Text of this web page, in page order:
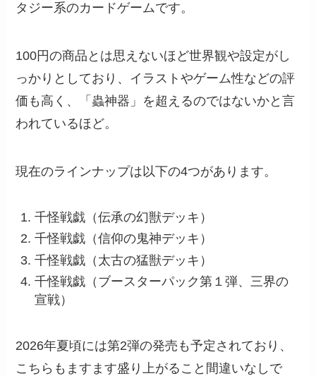
タジー系のカードゲームです。
100円の商品とは思えないほど世界観や設定がし
っかりとしており、イラストやゲーム性などの評
価も高く、「蟲神器」を超えるのではないかと言
われているほど。
現在のラインナップは以下の4つがあります。
千怪戦戯（伝承の幻獣デッキ）
千怪戦戯（信仰の鬼神デッキ）
千怪戦戯（太古の猛獣デッキ）
千怪戦戯（ブースターパック第１弾、三界の
宣戦）
2026年夏頃には第2弾の発売も予定されており、
こちらもますます盛り上がること間違いなしで